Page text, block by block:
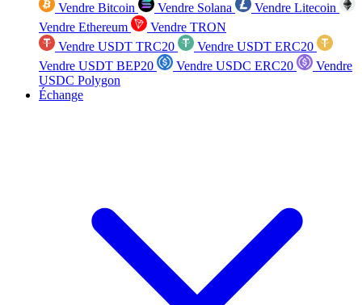
Vendre Bitcoin Vendre Solana
Vendre Litecoin
Vendre Ethereum
Vendre TRON
Vendre USDT TRC20
Vendre USDT ERC20
Vendre USDT BEP20
Vendre USDC ERC20
Vendre
USDC Polygon
Échange